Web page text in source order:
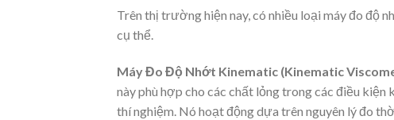
Trên thị trường hiện nay, có nhiều loại máy đo độ
cụ thể.
Máy Đo Độ Nhớt Kinematic (Kinematic
này phù hợp cho các chất lỏng trong các điều
thí nghiệm. Nó hoạt động dựa trên nguyên lý đo